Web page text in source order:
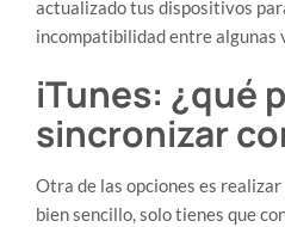
actualizado tus dispositivos
incompatibilidad entre algunas
iTunes: ¿qué
sincronizar
Otra de las opciones es realizar
bien sencillo, solo tienes que